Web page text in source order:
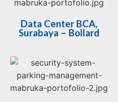
Data Center BCA,
Surabaya – Bollard